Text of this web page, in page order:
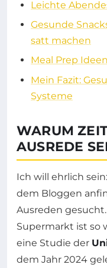
Leichte
Gesunde
satt machen
Meal Prep
Mein Fazit:
Systeme
WARUM
AUSREDE
Ich will ehrlich
dem Bloggen
Ausreden
Supermarkt ist so
eine Studie der
dem Jahr 2024